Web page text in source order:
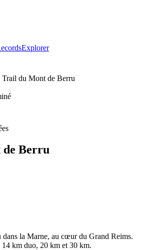
Explorer
Trail du Mont de Berru
Berru
la Marne, au cœur du Grand Reims.
km duo, 20 km et 30 km.